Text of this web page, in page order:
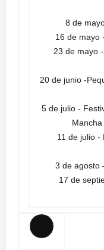
8 de
16 de mayo
23 de mayo
20 de junio -
5 de julio -
11 de julio -
3 de agosto
17 de